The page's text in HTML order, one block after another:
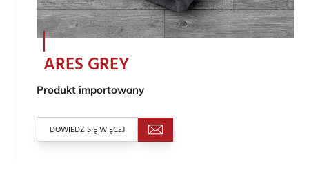
ARES GREY
Produkt importowany
DOWIEDZ SIĘ WIĘCEJ